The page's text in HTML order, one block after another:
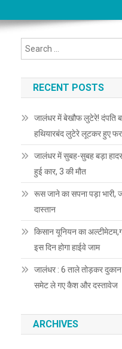
RECENT POSTS
जालंधर में बेखौफ लुटेरे! दंपति
हथियारबंद लुटेरे लूटकर हुए
जालंधर में सुबह-सुबह बड़ा
हुई कार, 3 की मौत
रूस जाने का सपना पड़ा भारी,
दास्तान
किसान यूनियन का
इस दिन होगा हाईवे जाम
जालंधर : 6 ताले तोड़कर दुकान
समेट ले गए कैश और दस्तावेज
ARCHIVES